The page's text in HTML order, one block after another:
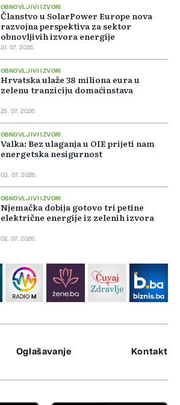
OBNOVLJIVI IZVORI
Članstvo u SolarPower Europe nova
razvojna perspektiva za sektor
obnovljivih izvora energije
31. 07. 2026.
OBNOVLJIVI IZVORI
Hrvatska ulaže 38 miliona eura u
zelenu tranziciju domaćinstava
25. 07. 2026.
OBNOVLJIVI IZVORI
Valka: Bez ulaganja u OIE prijeti nam
energetska nesigurnost
03. 07. 2026.
OBNOVLJIVI IZVORI
Njemačka dobija gotovo tri petine
električne energije iz zelenih izvora
02. 07. 2026.
Oglašavanje Kontakt